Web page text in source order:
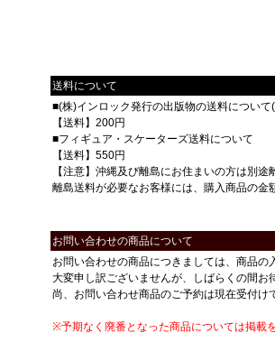
送料について
■(株)インロック発行の出版物の送料について
【送料】200円
■フィギュア・スケーターズ送料について
【送料】550円
【注意】沖縄及び離島にお住まいの方は別途
離島送料が必要なお客様には、購入商品の金
お問い合わせの商品について
お問い合わせの商品につきましては、商品の
大変申し訳ございませんが、しばらくの間お
尚、お問い合わせ商品のご予約は現在受付け
※予期なく廃番となった商品については掲載